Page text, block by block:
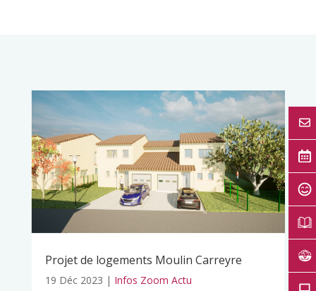
Projet de logements Moulin Carreyre
19 Déc 2023 | Infos Zoom Actu